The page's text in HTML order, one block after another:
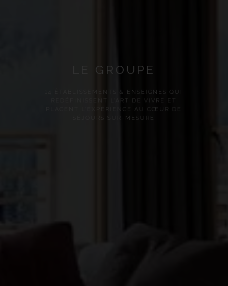
LE GROUPE
14 ÉTABLISSEMENTS & ENSEIGNES QUI
REDÉFINISSENT L’ART DE VIVRE ET
PLACENT L’EXPÉRIENCE AU CŒUR DE
SÉJOURS SUR-MESURE